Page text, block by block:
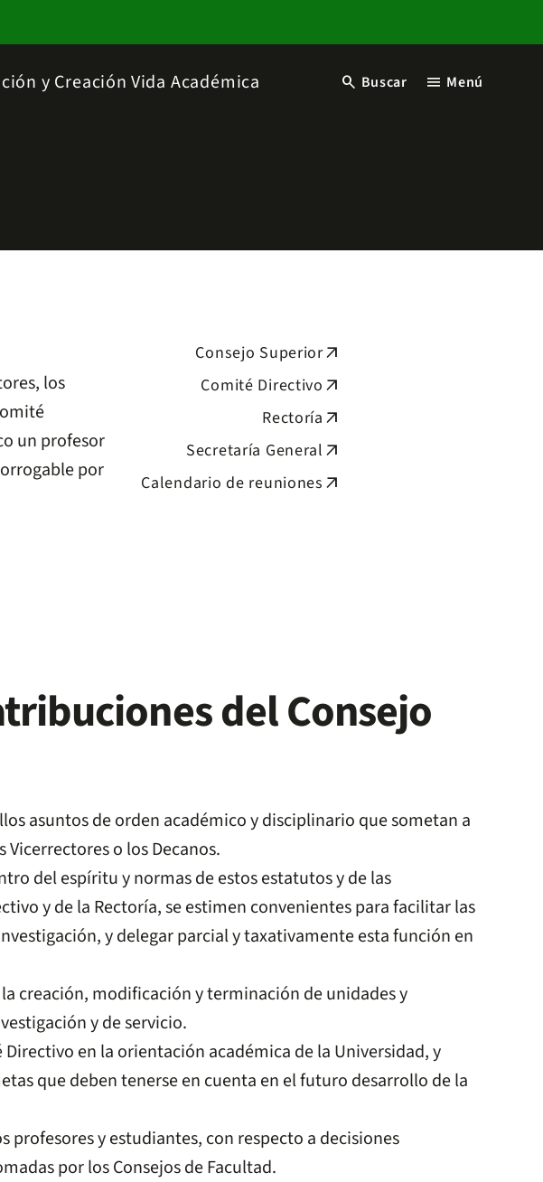
y Creación Vida Académica search Buscar menu Menú
los
un profesor
por
Consejo Superiorarrow_outward
Comité Directivo arrow_outward
Rectoría arrow_outward
Secretaría General arrow_outward
Calendario de reuniones arrow_outward
del Consejo
asuntos de orden académico y disciplinario que sometan a
o los Decanos.
del espíritu y normas de estos estatutos y de las
y de la Rectoría, se estimen convenientes para facilitar las
y delegar parcial y taxativamente esta función en
creación, modificación y terminación de unidades y
y de servicio.
Directivo en la orientación académica de la Universidad, y
que deben tenerse en cuenta en el futuro desarrollo de la
profesores y estudiantes, con respecto a decisiones
por los Consejos de Facultad.